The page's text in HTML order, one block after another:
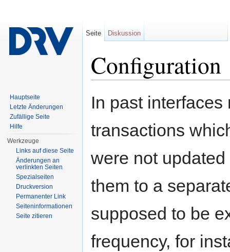
Configuration
In past
transactions
were not
them to a
supposed to be
frequency, for
Seite Diskussion
Hauptseite
Letzte Änderungen
Zufällige Seite
Hilfe
Werkzeuge
Links auf diese Seite
Änderungen an
verlinkten Seiten
Spezialseiten
Druckversion
Permanenter Link
Seiten­informationen
Seite zitieren